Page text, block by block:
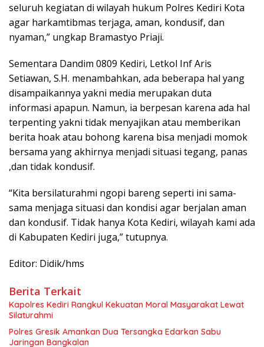
seluruh kegiatan di wilayah hukum Polres Kediri Kota
agar harkamtibmas terjaga, aman, kondusif, dan
nyaman,” ungkap Bramastyo Priaji.
Sementara Dandim 0809 Kediri, Letkol Inf Aris
Setiawan, S.H. menambahkan, ada beberapa hal yang
disampaikannya yakni media merupakan duta
informasi apapun. Namun, ia berpesan karena ada hal
terpenting yakni tidak menyajikan atau memberikan
berita hoak atau bohong karena bisa menjadi momok
bersama yang akhirnya menjadi situasi tegang, panas
,dan tidak kondusif.
“Kita bersilaturahmi ngopi bareng seperti ini sama-
sama menjaga situasi dan kondisi agar berjalan aman
dan kondusif. Tidak hanya Kota Kediri, wilayah kami ada
di Kabupaten Kediri juga,” tutupnya.
Editor: Didik/hms
Berita Terkait
Kapolres Kediri Rangkul Kekuatan Moral Masyarakat Lewat
Silaturahmi
Polres Gresik Amankan Dua Tersangka Edarkan Sabu
Jaringan Bangkalan